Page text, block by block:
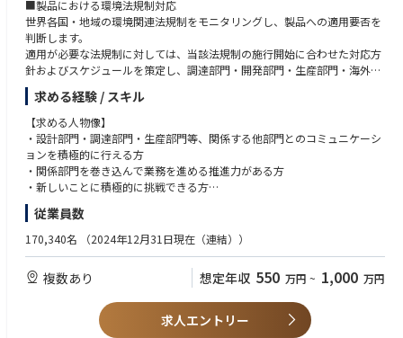
■製品における環境法規制対応
世界各国・地域の環境関連法規制をモニタリングし、製品への適用要否を
判断します。
適用が必要な法規制に対しては、当該法規制の施行開始に合わせた対応方
針およびスケジュールを策定し、調達部門・開発部門・生産部門・海外販
社等、多岐に亘る関係部門と調整や交渉を行いながら必要な指示を出し、
スケジュールに対する進捗を管理します。
■事業本部内への環境法規制関連情報・トレンド共有
世界中で関心が高まっている環境関連に対する法規制情報や世の中のトレ
ンドを事業本部内にタイムリーに提供し、法規制施行に合わせて遅滞なく
対応するための下地づくりを日ごろから行うとともに、開発部門のエンジ
■チーム体制
同じ課内の製品環境アセスメントチームや製品環境企画チームおよび調達
部門・開発部門・生産部門・海外販社等、他部門のチームと連携・役割分
担しながら環境法規制対応業務を行います。
■キャリアイメージ
入社から当面は今回募集業務の実務を担当しながら医療用画像診断装置の
求める経験 / スキル
【求める人物像】
・設計部門・調達部門・生産部門等、関係する他部門とのコミュニケーシ
ョンを積極的に行える方
・関係部門を巻き込んで業務を進める推進力がある方
・新しいことに積極的に挑戦できる方
・将来的にプロジェクトリーダーやチームリーダーとして活躍したい方
【必須経験】
・環境管理に関する経験
・社内調整経験
・企画書・報告書の作成経験
・部門横断活動事務局
従業員数
170,340名 （2024年12月31日現在（連結））
複数あり 想定年収 550 万円 ~ 1,000 万円
求人エントリー